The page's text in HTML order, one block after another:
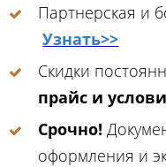
Партнерская и
Узнать>>
Скидки
прайс и
Срочно!
оформления и